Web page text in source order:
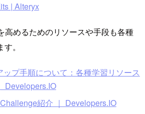
| Alteryx
高めるためのリソースや手段も各種
。
プ手順について：各種学習リソース
Developers.IO
紹介 ｜ Developers.IO